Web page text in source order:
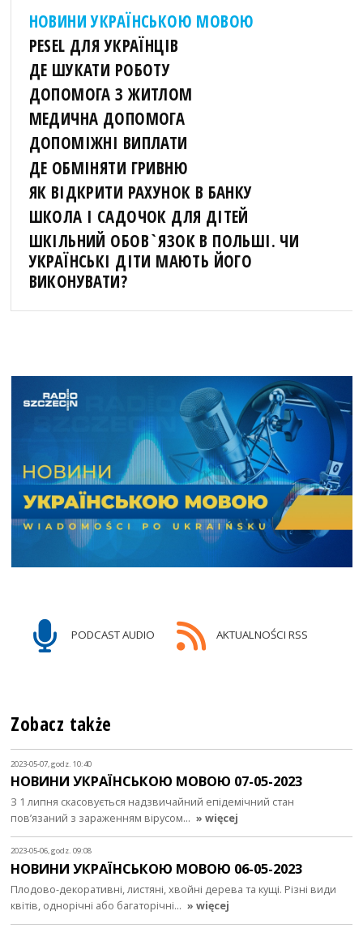
НОВИНИ УКРАЇНСЬКОЮ МОВОЮ
PESEL ДЛЯ УКРАЇНЦІВ
ДЕ ШУКАТИ РОБОТУ
ДОПОМОГА З ЖИТЛОМ
МЕДИЧНА ДОПОМОГА
ДОПОМІЖНІ ВИПЛАТИ
ДЕ ОБМІНЯТИ ГРИВНЮ
ЯК ВІДКРИТИ РАХУНОК В БАНКУ
ШКОЛА І САДОЧОК ДЛЯ ДІТЕЙ
ШКІЛЬНИЙ ОБОВ`ЯЗОК В ПОЛЬШІ. ЧИ
УКРАЇНСЬКІ ДІТИ МАЮТЬ ЙОГО
ВИКОНУВАТИ?
PODCAST AUDIO AKTUALNOŚCI RSS
Zobacz także
2023-05-07, godz. 10:40
НОВИНИ УКРАЇНСЬКОЮ МОВОЮ 07-05-2023
З 1 липня скасовується надзвичайний епідемічний стан
пов’язаний з зараженням вірусом… » więcej
2023-05-06, godz. 09:08
НОВИНИ УКРАЇНСЬКОЮ МОВОЮ 06-05-2023
Плодово-декоративні, листяні, хвойні дерева та кущі. Різні види
квітів, однорічні або багаторічні… » więcej